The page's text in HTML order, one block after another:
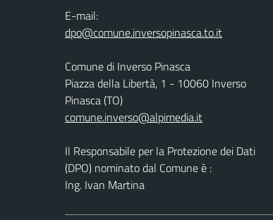
E-mail:
Comune di Inverso Pinasca
Piazza della Libertà, 1 - 10060 Inverso
Pinasca (TO)
comune.inverso@alpimedia.it
Il Responsabile per la Protezione dei Dati
(DPO) nominato dal Comune è :
Ing. Ivan Martina